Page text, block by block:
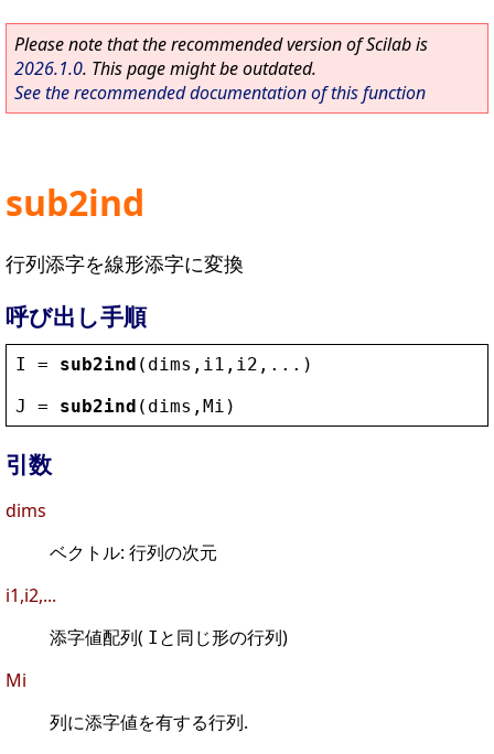
Please note that the recommended version of Scilab is
2026.1.0. This page might be outdated.
See the recommended documentation of this function
sub2ind
行列添字を線形添字に変換
呼び出し手順
I = sub2ind ( dims , i1 , i2 ,...)
J
= sub2ind ( dims , Mi )
引数
dims
ベクトル: 行列の次元
i1,i2,...
添字値配列( I と同じ形の行列)
Mi
列に添字値を有する行列.